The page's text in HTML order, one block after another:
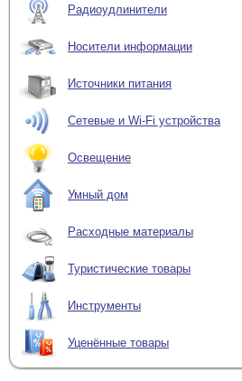
Радиоудлинители
Носители информации
Источники питания
Сетевые и Wi-Fi устройства
Освещение
Умный дом
Расходные материалы
Туристические товары
Инструменты
Уценённые товары